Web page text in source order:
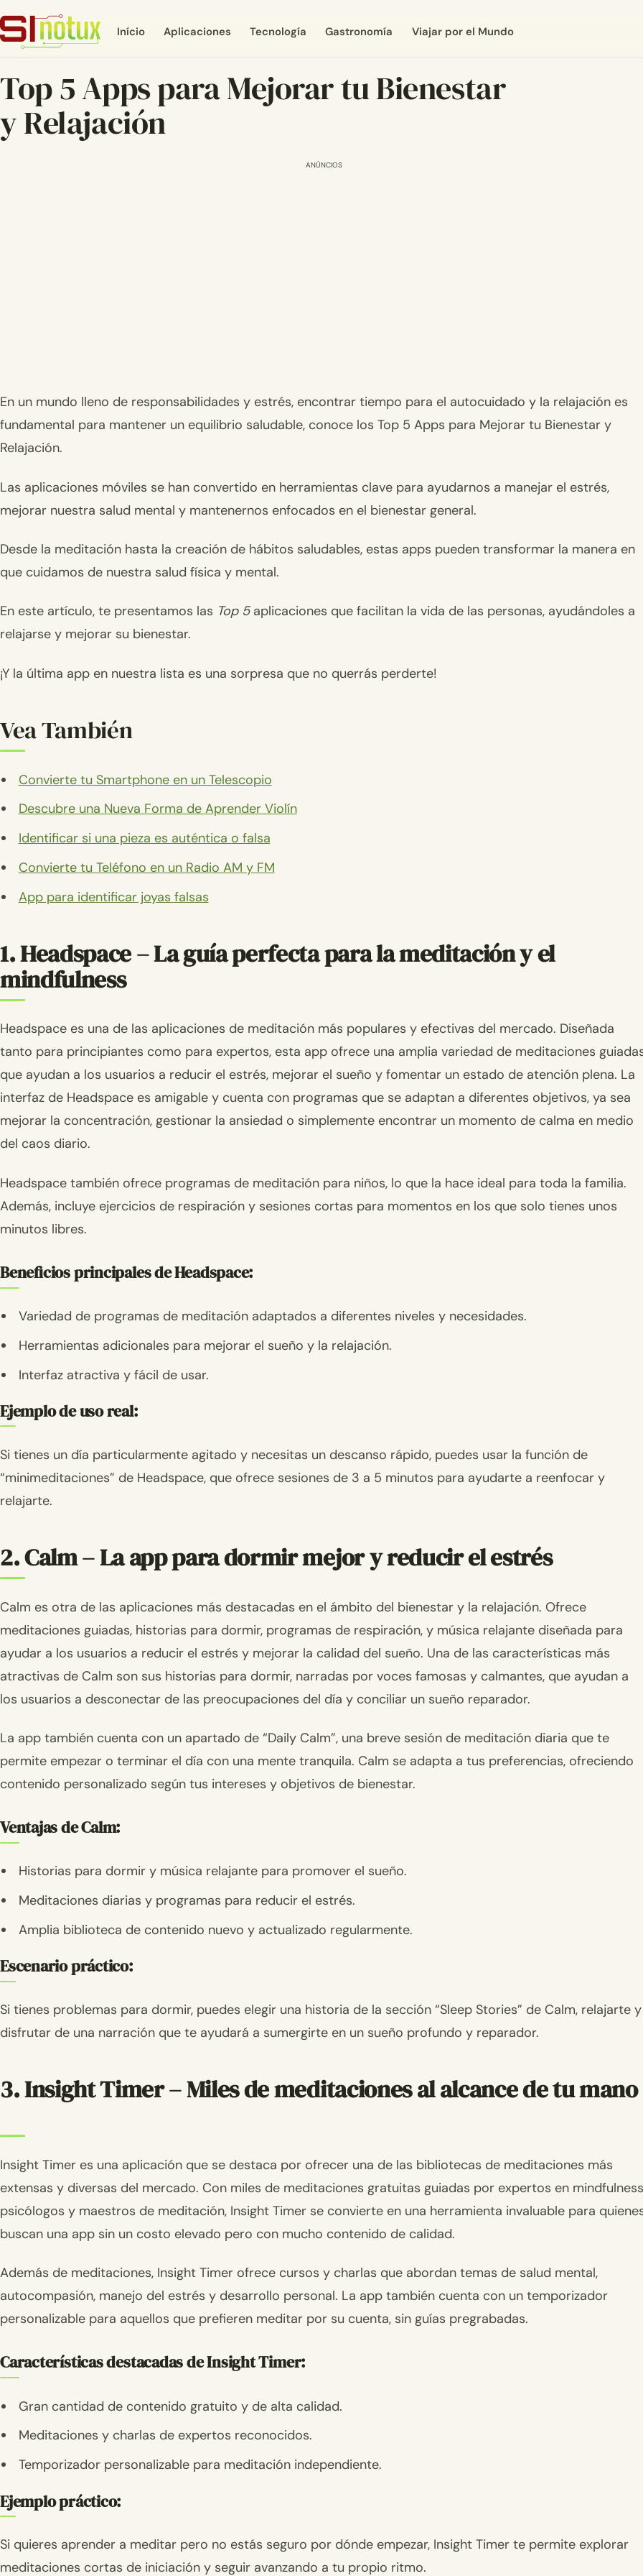
Início Aplicaciones Tecnología Gastronomía Viajar por el Mundo
Top 5 Apps para Mejorar tu Bienestar
y Relajación
ANÚNCIOS
En un mundo lleno de responsabilidades y estrés, encontrar tiempo para el autocuidado y la relajación es
fundamental para mantener un equilibrio saludable, conoce los Top 5 Apps para Mejorar tu Bienestar y
Relajación.
Las aplicaciones móviles se han convertido en herramientas clave para ayudarnos a manejar el estrés,
mejorar nuestra salud mental y mantenernos enfocados en el bienestar general.
Desde la meditación hasta la creación de hábitos saludables, estas apps pueden transformar la manera en
que cuidamos de nuestra salud física y mental.
En este artículo, te presentamos las Top 5aplicaciones que facilitan la vida de las personas, ayudándoles a
relajarse y mejorar su bienestar.
¡Y la última app en nuestra lista es una sorpresa que no querrás perderte!
Vea También
Convierte tu Smartphone en un Telescopio
Descubre una Nueva Forma de Aprender Violín
Identificar si una pieza es auténtica o falsa
Convierte tu Teléfono en un Radio AM y FM
App para identificar joyas falsas
1. Headspace – La guía perfecta para la meditación y el
mindfulness
Headspace es una de las aplicaciones de meditación más populares y efectivas del mercado. Diseñada
tanto para principiantes como para expertos, esta app ofrece una amplia variedad de meditaciones
que ayudan a los usuarios a reducir el estrés, mejorar el sueño y fomentar un estado de atención plena. La
interfaz de Headspace es amigable y cuenta con programas que se adaptan a diferentes objetivos, ya sea
mejorar la concentración, gestionar la ansiedad o simplemente encontrar un momento de calma en medio
del caos diario.
Headspace también ofrece programas de meditación para niños, lo que la hace ideal para toda la familia.
Además, incluye ejercicios de respiración y sesiones cortas para momentos en los que solo tienes unos
minutos libres.
Beneficios principales de Headspace:
Variedad de programas de meditación adaptados a diferentes niveles y necesidades.
Herramientas adicionales para mejorar el sueño y la relajación.
Interfaz atractiva y fácil de usar.
Ejemplo de uso real:
Si tienes un día particularmente agitado y necesitas un descanso rápido, puedes usar la función de
“minimeditaciones” de Headspace, que ofrece sesiones de 3 a 5 minutos para ayudarte a reenfocar y
relajarte.
2. Calm – La app para dormir mejor y reducir el estrés
Calm es otra de las aplicaciones más destacadas en el ámbito del bienestar y la relajación. Ofrece
meditaciones guiadas, historias para dormir, programas de respiración, y música relajante diseñada para
ayudar a los usuarios a reducir el estrés y mejorar la calidad del sueño. Una de las características más
atractivas de Calm son sus historias para dormir, narradas por voces famosas y calmantes, que ayudan a
los usuarios a desconectar de las preocupaciones del día y conciliar un sueño reparador.
La app también cuenta con un apartado de “Daily Calm”, una breve sesión de meditación diaria que te
permite empezar o terminar el día con una mente tranquila. Calm se adapta a tus preferencias, ofreciendo
contenido personalizado según tus intereses y objetivos de bienestar.
Ventajas de Calm:
Historias para dormir y música relajante para promover el sueño.
Meditaciones diarias y programas para reducir el estrés.
Amplia biblioteca de contenido nuevo y actualizado regularmente.
Escenario práctico:
Si tienes problemas para dormir, puedes elegir una historia de la sección “Sleep Stories” de Calm, relajarte y
disfrutar de una narración que te ayudará a sumergirte en un sueño profundo y reparador.
3. Insight Timer – Miles de meditaciones al alcance de tu mano
Insight Timer es una aplicación que se destaca por ofrecer una de las bibliotecas de meditaciones más
extensas y diversas del mercado. Con miles de meditaciones gratuitas guiadas por expertos en
psicólogos y maestros de meditación, Insight Timer se convierte en una herramienta invaluable para
buscan una app sin un costo elevado pero con mucho contenido de calidad.
Además de meditaciones, Insight Timer ofrece cursos y charlas que abordan temas de salud mental,
autocompasión, manejo del estrés y desarrollo personal. La app también cuenta con un temporizador
personalizable para aquellos que prefieren meditar por su cuenta, sin guías pregrabadas.
Características destacadas de Insight Timer:
Gran cantidad de contenido gratuito y de alta calidad.
Meditaciones y charlas de expertos reconocidos.
Temporizador personalizable para meditación independiente.
Ejemplo práctico:
Si quieres aprender a meditar pero no estás seguro por dónde empezar, Insight Timer te permite explorar
meditaciones cortas de iniciación y seguir avanzando a tu propio ritmo.